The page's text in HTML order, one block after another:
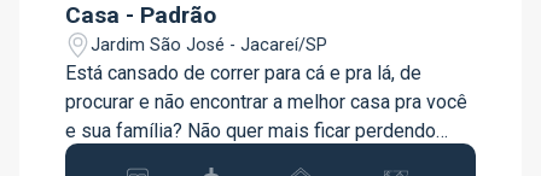
Casa - Padrão
Jardim São José - Jacareí/SP
Está cansado de correr para cá e pra lá, de
procurar e não encontrar a melhor casa pra você
e sua família? Não quer mais ficar perdendo
tempo? More com conforto, tranquilidade e